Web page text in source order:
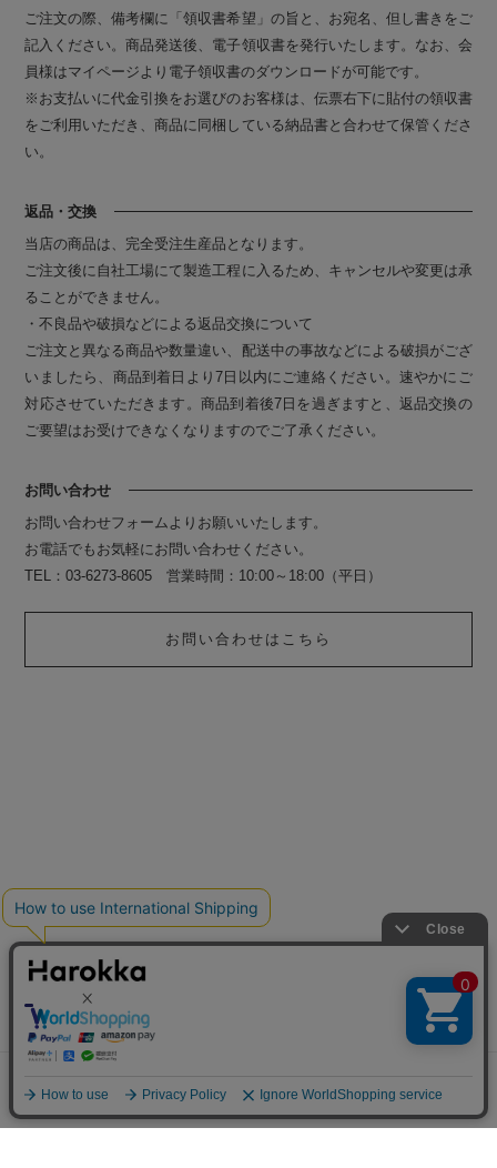
ご注文の際、備考欄に「領収書希望」の旨と、お宛名、但し書きをご
記入ください。商品発送後、電子領収書を発行いたします。なお、会
員様はマイページより電子領収書のダウンロードが可能です。
※お支払いに代金引換をお選びのお客様は、伝票右下に貼付の領収書
をご利用いただき、商品に同梱している納品書と合わせて保管くださ
い。
返品・交換
当店の商品は、完全受注生産品となります。
ご注文後に自社工場にて製造工程に入るため、キャンセルや変更は承
ることができません。
・不良品や破損などによる返品交換について
ご注文と異なる商品や数量違い、配送中の事故などによる破損がござ
いましたら、商品到着日より7日以内にご連絡ください。速やかにご
対応させていただきます。商品到着後7日を過ぎますと、返品交換の
ご要望はお受けできなくなりますのでご了承ください。
お問い合わせ
お問い合わせフォームよりお願いいたします。
お電話でもお気軽にお問い合わせください。
TEL：03-6273-8605 営業時間：10:00～18:00（平日）
お問い合わせはこちら